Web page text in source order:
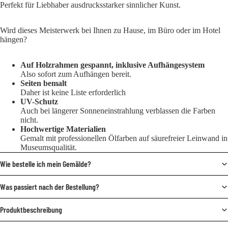
Perfekt für Liebhaber ausdrucksstarker sinnlicher Kunst.
Wird dieses Meisterwerk bei Ihnen zu Hause, im Büro oder im Hotel
hängen?
Auf Holzrahmen gespannt, inklusive Aufhängesystem
Also sofort zum Aufhängen bereit.
Seiten bemalt
Daher ist keine Liste erforderlich
UV-Schutz
Auch bei längerer Sonneneinstrahlung verblassen die Farben
nicht.
Hochwertige Materialien
Gemalt mit professionellen Ölfarben auf säurefreier Leinwand in
Museumsqualität.
Wie bestelle ich mein Gemälde?
Was passiert nach der Bestellung?
Produktbeschreibung